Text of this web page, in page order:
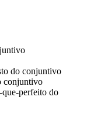
do conjuntivo
conjuntivo
perfeito do